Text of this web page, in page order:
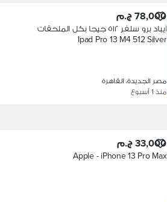
78,000 ج.م
آيباد برو سلفر ٥١٢ جيجا بكل الملحقات
Ipad Pro 13 M4 512 Silver
مصر الجديدة، القاهرة
منذ 1 أسبوع
33,000 ج.م
Apple - iPhone 13 Pro Max